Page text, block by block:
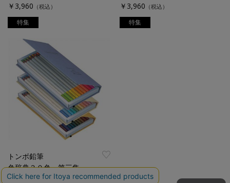
￥3,960 （税込）
特集
￥3,960 （税込）
特集
トンボ鉛筆
色辞典３０色 第三集
￥3,960（税込）